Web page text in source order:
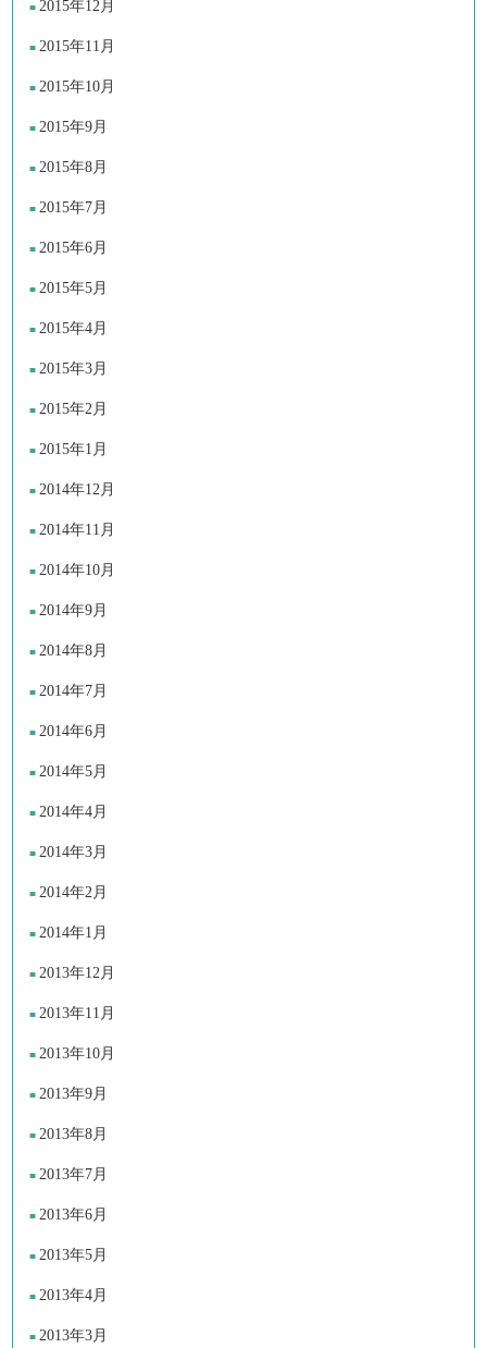
2015年12月
2015年11月
2015年10月
2015年9月
2015年8月
2015年7月
2015年6月
2015年5月
2015年4月
2015年3月
2015年2月
2015年1月
2014年12月
2014年11月
2014年10月
2014年9月
2014年8月
2014年7月
2014年6月
2014年5月
2014年4月
2014年3月
2014年2月
2014年1月
2013年12月
2013年11月
2013年10月
2013年9月
2013年8月
2013年7月
2013年6月
2013年5月
2013年4月
2013年3月